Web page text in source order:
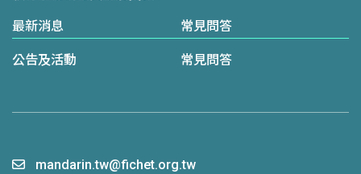
最新消息
公告及活動
常見問答
常見問答
mandarin.tw@fichet.org.tw